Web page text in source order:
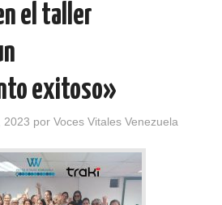
el taller
exitoso»
2023 porVoces Vitales Venezuela